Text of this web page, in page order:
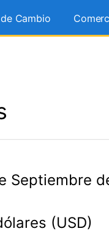
Cambio
Septiembre
(USD)